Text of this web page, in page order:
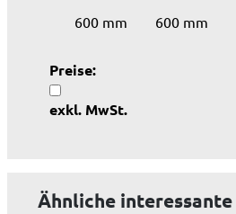
600 mm 600 mm
Preise:
exkl. MwSt.
Ähnliche